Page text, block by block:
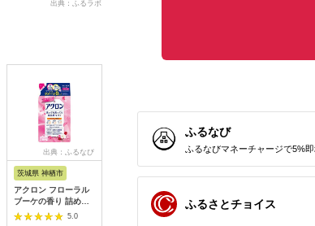
出典：ふるラボ
出典：ふるなび
茨城県 神栖市
アクロン フローラル
ブーケの香り 詰め替
え用12袋 セット おし
5.0
出典：JRE MALLふる
【鎌倉天幕】ふるさと
納税限定品 GL
CHAIR／SAFARI 折り
出典：ふるさと本舗
Pegasusコルク仕立
て | コウモリラン 壁
ふるなび
ふるなびマネーチャージで5%即
ふるさとチョイス